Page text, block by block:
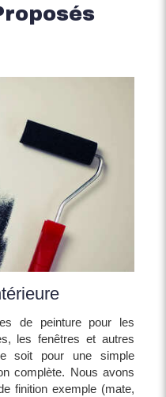
de peinture pour les
les fenêtres et autres
soit pour une simple
complète. Nous avons
finition exemple (mate,